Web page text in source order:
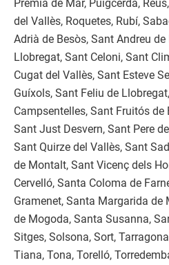
Premià de Mar, Puigcerdà,
del Vallès, Roquetes, Rubí,
Adrià de Besòs, Sant Andreu
Llobregat, Sant Celoni, Sant
Cugat del Vallès, Sant Esteve
Guíxols, Sant Feliu de
Campsentelles, Sant Fruitós de
Sant Just Desvern, Sant Pere
Sant Quirze del Vallès, Sant
de Montalt, Sant Vicenç dels
Cervelló, Santa Coloma de
Gramenet, Santa Margarida de
de Mogoda, Santa Susanna,
Sitges, Solsona, Sort,
Tiana, Tona, Torelló,